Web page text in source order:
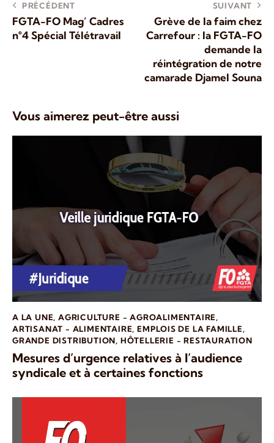
PRÉCÉDENT
FGTA-FO Mag’ Cadres
n°4 Spécial Télétravail
SUIVANT
Grève de la faim chez
Carrefour : la FGTA-FO
demande la
réintégration de notre
camarade Djamel Souna
Vous aimerez peut-être aussi
A LA UNE,AGRICULTURE - AGROALIMENTAIRE,
ARTISANAT - ALIMENTAIRE,EMPLOIS DE LA FAMILLE,
GRANDE DISTRIBUTION, HÔTELLERIE - RESTAURATION
Mesures d’urgence relatives à l’audience
syndicale et à certaines fonctions